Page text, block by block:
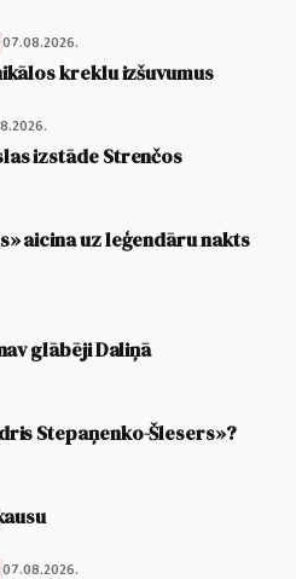
07.08.2026.
kreklu izšuvumus
izstāde Strenčos
aicina uz leģendāru nakts
glābēji Daliņā
Stepaņenko-Šlesers»?
07.08.2026.